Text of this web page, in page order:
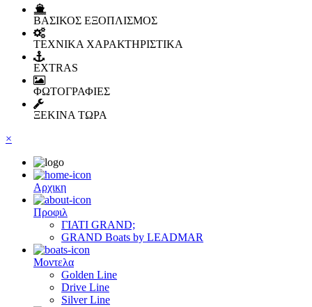
ΒΑΣΙΚΟΣ ΕΞΟΠΛΙΣΜΟΣ
ΤΕΧΝΙΚΑ ΧΑΡΑΚΤΗΡΙΣΤΙΚΑ
EXTRAS
ΦΩΤΟΓΡΑΦΙΕΣ
ΞΕΚΙΝΑ ΤΩΡΑ
×
Αρχικη
Προφιλ
ΓΙΑΤΙ GRAND;
GRAND Boats by LEADMAR
Μοντελα
Golden Line
Drive Line
Silver Line